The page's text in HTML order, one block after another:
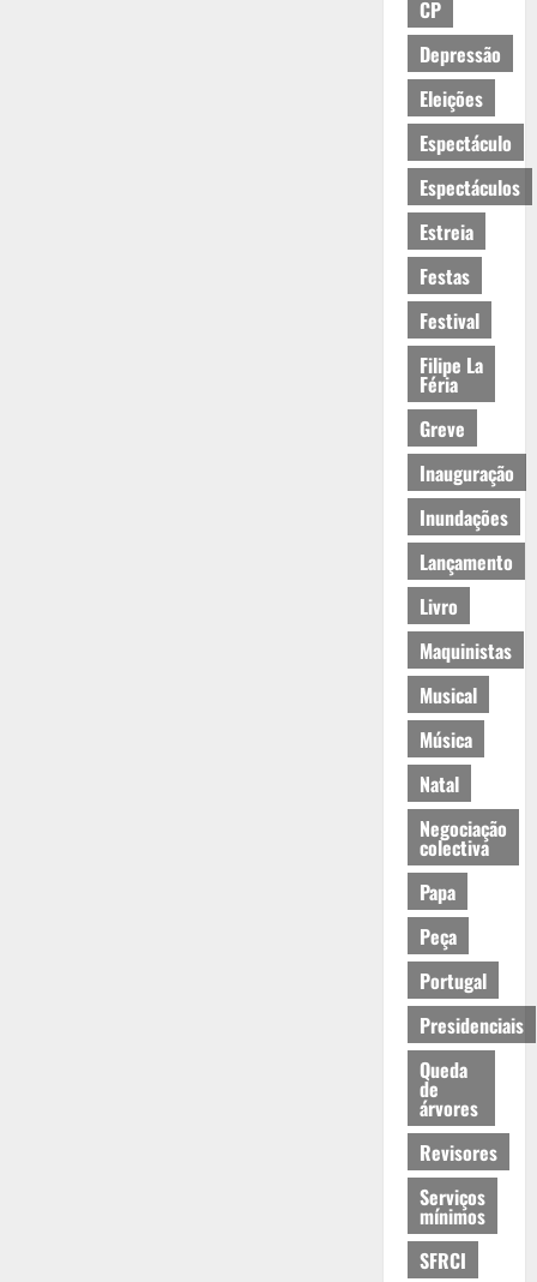
CP
Depressão
Eleições
Espectáculo
Espectáculos
Estreia
Festas
Festival
Filipe La
Féria
Greve
Inauguração
Inundações
Lançamento
Livro
Maquinistas
Musical
Música
Natal
Negociação
colectiva
Papa
Peça
Portugal
Presidenciais
Queda
de
árvores
Revisores
Serviços
mínimos
SFRCI